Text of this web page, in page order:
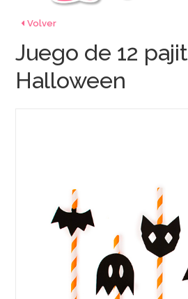
Volver
Juego de 12
Halloween